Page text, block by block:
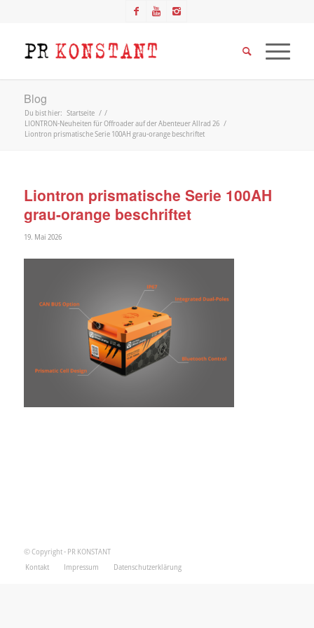
Blog
Du bist hier: Startseite / /
LIONTRON-Neuheiten für Offroader auf der Abenteuer Allrad 26 /
Liontron prismatische Serie 100AH grau-orange beschriftet
Liontron prismatische Serie 100AH
grau-orange beschriftet
19. Mai 2026
© Copyright - PR KONSTANT
Kontakt
Impressum Datenschutzerklärung